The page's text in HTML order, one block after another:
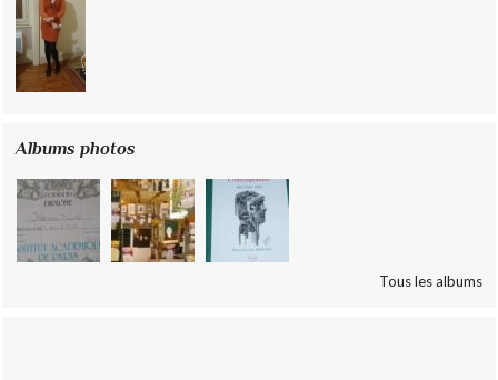
Albums photos
Tous les albums